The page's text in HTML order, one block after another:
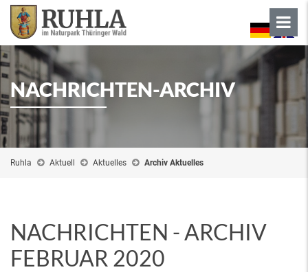
NACHRICHTEN-ARCHIV
Ruhla Aktuell Aktuelles Archiv Aktuelles
NACHRICHTEN - ARCHIV
FEBRUAR 2020